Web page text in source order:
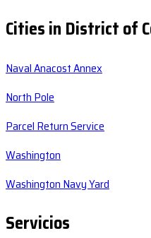
Cities in District of
Naval Anacost Annex
North Pole
Parcel Return Service
Washington
Washington Navy Yard
Servicios